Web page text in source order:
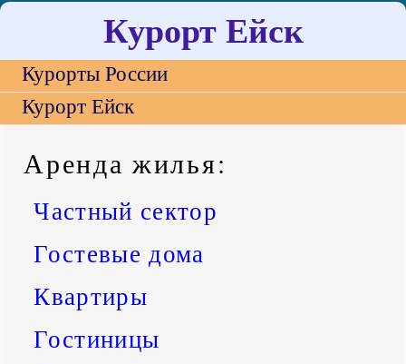
Курорт Ейск
Курорты России
Курорт Ейск
Аренда жилья:
Частный сектор
Гостевые дома
Квартиры
Гостиницы